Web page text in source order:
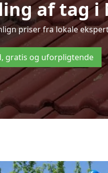
af tag
priser fra lokale
gratis og uforpligtende